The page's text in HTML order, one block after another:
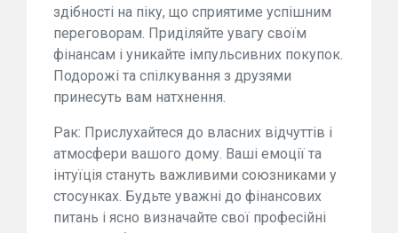
здібності на піку, що сприятиме успішним
переговорам. Приділяйте увагу своїм
фінансам і уникайте імпульсивних покупок.
Подорожі та спілкування з друзями
принесуть вам натхнення.
Рак: Прислухайтеся до власних відчуттів і
атмосфери вашого дому. Ваші емоції та
інтуїція стануть важливими союзниками у
стосунках. Будьте уважні до фінансових
питань і ясно визначайте свої професійні